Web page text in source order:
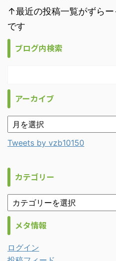
↑最近の投稿一覧がずら
です
ブログ内検索
アーカイブ
Tweets by vzb10150
カテゴリー
メタ情報
ログイン